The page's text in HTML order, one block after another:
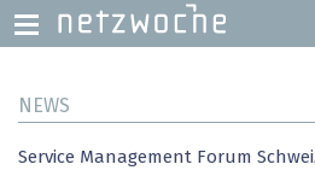
zumNEWS
Service Management Forum